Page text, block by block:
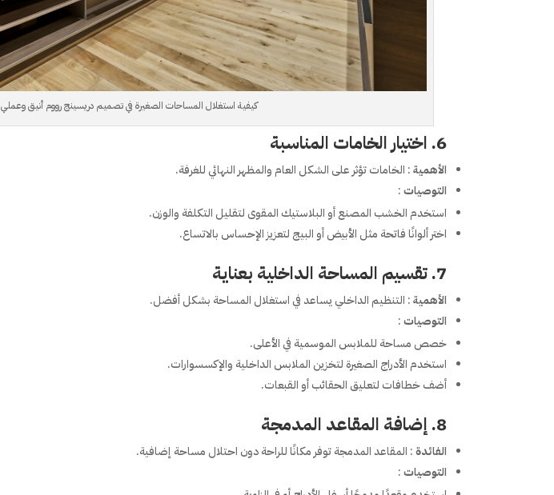
كيفية استغلال المساحات الصغيرة في تصميم دريسينج رووم أنيق وعملي
6. اختيار الخامات المناسبة
الأهمية: الخامات تؤثر على الشكل العام والمظهر النهائي للغرفة.
التوصيات:
استخدم الخشب المصنع أو البلاستيك المقوى لتقليل التكلفة والوزن.
اختر ألوانًا فاتحة مثل الأبيض أو البيج لتعزيز الإحساس بالاتساع.
7. تقسيم المساحة الداخلية بعناية
الأهمية: التنظيم الداخلي يساعد في استغلال المساحة بشكل أفضل.
التوصيات:
خصص مساحة للملابس الموسمية في الأعلى.
استخدم الأدراج الصغيرة لتخزين الملابس الداخلية والإكسسوارات.
أضف خطافات لتعليق الحقائب أو القبعات.
8. إضافة المقاعد المدمجة
الفائدة: المقاعد المدمجة توفر مكانًا للراحة دون احتلال مساحة إضافية.
التوصيات: